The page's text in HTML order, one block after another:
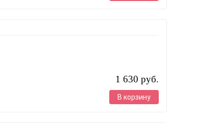
1 630 руб.
В корзину